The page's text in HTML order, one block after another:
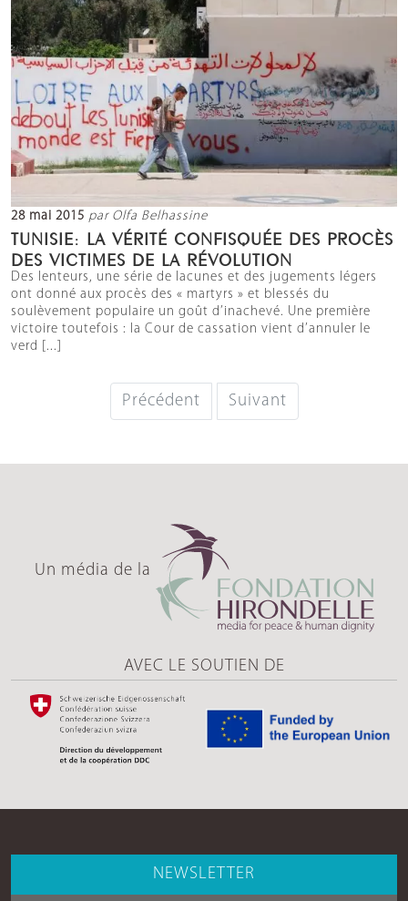
28 mai 2015 par Olfa Belhassine
TUNISIE: LA VÉRITÉ CONFISQUÉE DES PROCÈS
DES VICTIMES DE LA RÉVOLUTION
Des lenteurs, une série de lacunes et des jugements légers
ont donné aux procès des « martyrs » et blessés du
soulèvement populaire un goût d’inachevé. Une première
victoire toutefois : la Cour de cassation vient d’annuler le
verd [...]
Précédent Suivant
Un média de la
AVEC LE SOUTIEN DE
NEWSLETTER